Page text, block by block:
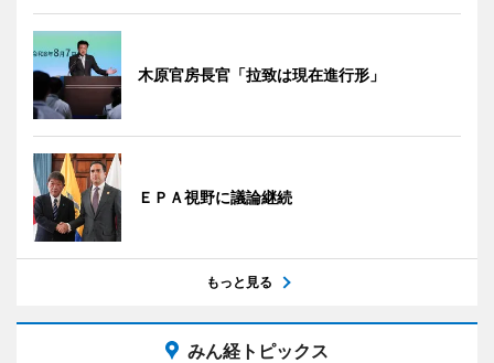
木原官房長官「拉致は現在進行形」
ＥＰＡ視野に議論継続
もっと見る
みん経トピックス